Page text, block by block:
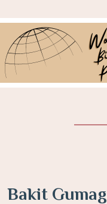
Bakit